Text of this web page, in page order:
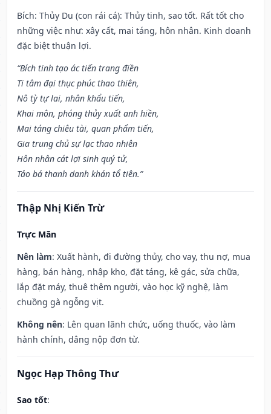
Bích: Thủy Du (con rái cá): Thủy tinh, sao tốt. Rất tốt cho
những việc như: xây cất, mai táng, hôn nhân. Kinh doanh
đặc biệt thuận lợi.
“Bích tinh tạo ác tiến trang điền
Ti tâm đại thục phúc thao thiên,
Nô tỳ tự lai, nhân khẩu tiến,
Khai môn, phóng thủy xuất anh hiền,
Mai táng chiêu tài, quan phẩm tiến,
Gia trung chủ sự lạc thao nhiên
Hôn nhân cát lợi sinh quý tử,
Tảo bá thanh danh khán tổ tiên.”
Thập Nhị Kiến Trừ
Trực Mãn
Nên làm: Xuất hành, đi đường thủy, cho vay, thu nợ, mua
hàng, bán hàng, nhập kho, đặt táng, kê gác, sửa chữa,
lắp đặt máy, thuê thêm người, vào học kỹ nghệ, làm
chuồng gà ngỗng vịt.
Không nên: Lên quan lãnh chức, uống thuốc, vào làm
hành chính, dâng nộp đơn từ.
Ngọc Hạp Thông Thư
Sao tốt: